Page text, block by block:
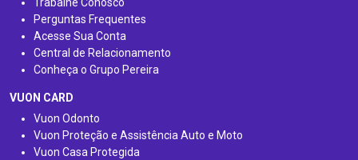
Trabalhe Conosco
Perguntas Frequentes
Acesse Sua Conta
Central de Relacionamento
Conheça o Grupo Pereira
VUON CARD
Vuon Odonto
Vuon Proteção e Assistência Auto e Moto
Vuon Casa Protegida